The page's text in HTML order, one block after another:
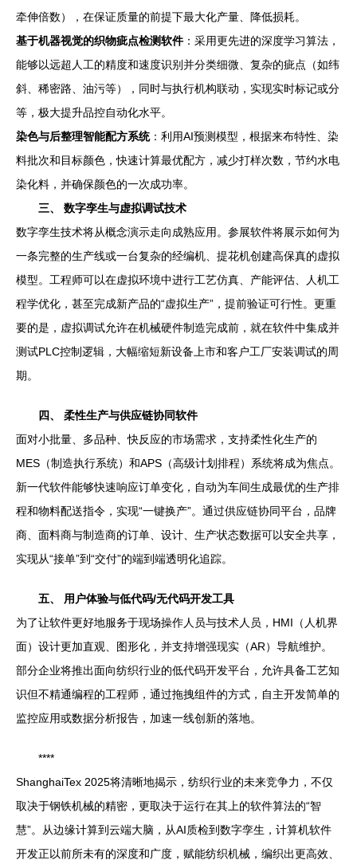
牵伸倍数），在保证质量的前提下最大化产量、降低损耗。
基于机器视觉的织物疵点检测软件：采用更先进的深度学习算法，
能够以远超人工的精度和速度识别并分类细微、复杂的疵点（如纬
斜、稀密路、油污等），同时与执行机构联动，实现实时标记或分
等，极大提升品控自动化水平。
染色与后整理智能配方系统：利用AI预测模型，根据来布特性、染
料批次和目标颜色，快速计算最优配方，减少打样次数，节约水电
染化料，并确保颜色的一次成功率。
三、 数字孪生与虚拟调试技术
数字孪生技术将从概念演示走向成熟应用。参展软件将展示如何为
一条完整的生产线或一台复杂的经编机、提花机创建高保真的虚拟
模型。工程师可以在虚拟环境中进行工艺仿真、产能评估、人机工
程学优化，甚至完成新产品的“虚拟生产”，提前验证可行性。更重
要的是，虚拟调试允许在机械硬件制造完成前，就在软件中集成并
测试PLC控制逻辑，大幅缩短新设备上市和客户工厂安装调试的周
期。
四、 柔性生产与供应链协同软件
面对小批量、多品种、快反应的市场需求，支持柔性化生产的
MES（制造执行系统）和APS（高级计划排程）系统将成为焦点。
新一代软件能够快速响应订单变化，自动为车间生成最优的生产排
程和物料配送指令，实现“一键换产”。通过供应链协同平台，品牌
商、面料商与制造商的订单、设计、生产状态数据可以安全共享，
实现从“接单”到“交付”的端到端透明化追踪。
五、 用户体验与低代码/无代码开发工具
为了让软件更好地服务于现场操作人员与技术人员，HMI（人机界
面）设计更加直观、图形化，并支持增强现实（AR）导航维护。
部分企业将推出面向纺织行业的低代码开发平台，允许具备工艺知
识但不精通编程的工程师，通过拖拽组件的方式，自主开发简单的
监控应用或数据分析报告，加速一线创新的落地。
****
ShanghaiTex 2025将清晰地揭示，纺织行业的未来竞争力，不仅
取决于钢铁机械的精密，更取决于运行在其上的软件算法的“智
慧”。从边缘计算到云端大脑，从AI质检到数字孪生，计算机软件
开发正以前所未有的深度和广度，赋能纺织机械，编织出更高效、